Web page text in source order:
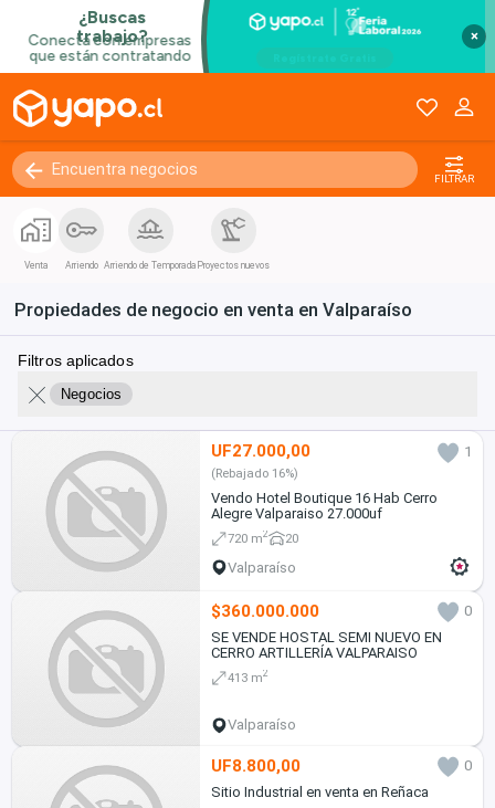
×
FILTRAR
Venta Arriendo Arriendo de Temporada Proyectos nuevos
Propiedades de negocio en venta en Valparaíso
Filtros aplicados
Negocios
UF27.000,00 1
(Rebajado 16%)
Vendo Hotel Boutique 16 Hab Cerro
Alegre Valparaiso 27.000uf
720 m2 20
Valparaíso
$360.000.000
0
SE VENDE HOSTAL SEMI NUEVO EN
CERRO ARTILLERÍA VALPARAISO
413 m2
Valparaíso
UF8.800,00
0
Sitio Industrial en venta en Reñaca